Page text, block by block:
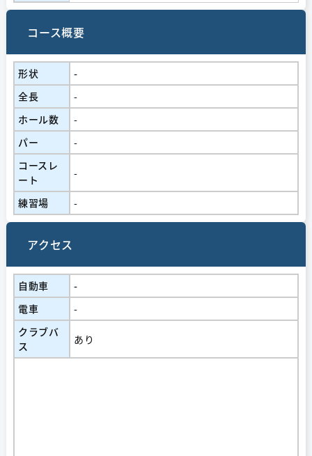
コース概要
形状
-
全長
-
ホール数
-
パー
-
コースレ
ート
-
練習場 -
アクセス
自動車
-
電車
-
クラブバ
ス
あり